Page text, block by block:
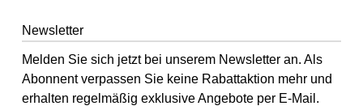
Newsletter
Melden Sie sich jetzt bei unserem Newsletter an. Als
Abonnent verpassen Sie keine Rabattaktion mehr und
erhalten regelmäßig exklusive Angebote per E-Mail.